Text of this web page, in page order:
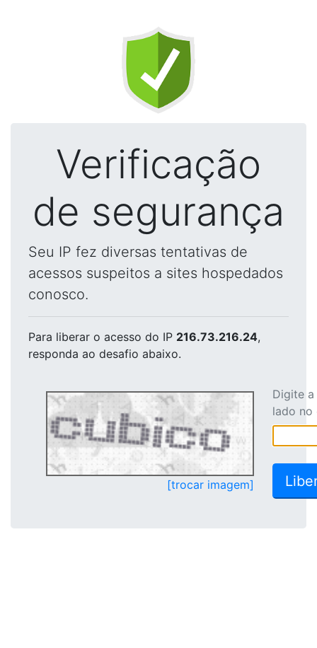
Verificação
de segurança
Seu IP fez diversas tentativas de
acessos suspeitos a sites hospedados
conosco.
Para liberar o acesso do IP 216.73.216.24,
responda ao desafio abaixo.
[trocar imagem]
Digite
lado no